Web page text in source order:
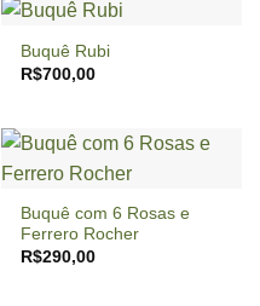
Buquê Rubi
R$700,00
Buquê com 6 Rosas e
Ferrero Rocher
R$290,00